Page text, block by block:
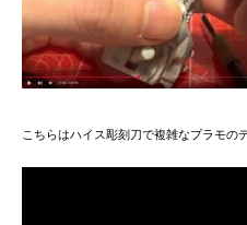
こちらはハイス彫刻刀で複雑なプラモの